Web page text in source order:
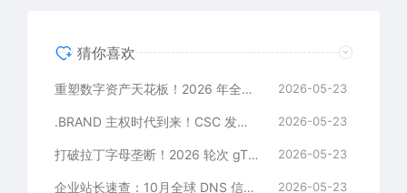
猜你喜欢
重塑数字资产天花板！2026 年全球域名市场深度解析与卡位指南 2026-05-23
.BRAND 主权时代到来！CSC 发布《2026 域名趋势报告》：全球大型跨国企业最青睐的顶级域名后缀盘点 2026-05-23
打破拉丁字母垄断！2026 轮次 gTLD 开放 27 种非英文脚本申请，赋能本地化 SEO 2026-05-23
企业站长速查：10月全球 DNS 信任锚更换，我的网站解析会因为系统老旧而崩溃吗？ 2026-05-23